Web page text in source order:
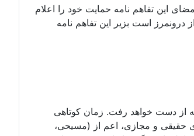
این تفاهم نامه حمایت خود را اعلام
بروید و درخواستنامه را امضا کنید. تا کنون۶۷۲ امضا که دستکم ۹۰٪ درصد امضاها از درونمرز است بزیر این تفاهم نامه
از دست خواهد رفت. زمان کوتاهی
حقیقی و مجازی، اعم از (مسیحی،